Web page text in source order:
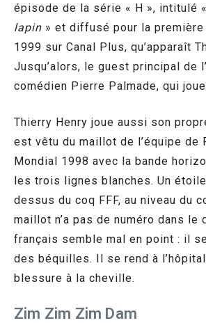
épisode de la série « H », intitulé «
lapin » et diffusé pour la
1999 sur Canal Plus, qu’apparaît
Jusqu’alors, le guest principal de
comédien Pierre Palmade, qui
Thierry Henry joue aussi son
est vêtu du maillot de l’équipe de
Mondial 1998 avec la bande
les trois lignes blanches. Un
dessus du coq FFF, au niveau du
maillot n’a pas de numéro dans le
français semble mal en point : il
des béquilles. Il se rend à
blessure à la cheville.
Zim Zim Zim Dam